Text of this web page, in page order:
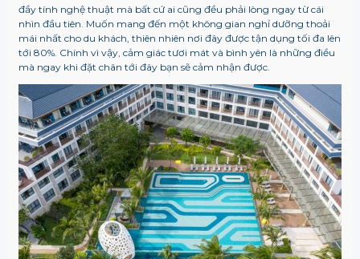
đầy tính nghệ thuật mà bất cứ ai cũng đều phải lòng ngay từ cái
nhìn đầu tiên. Muốn mang đến một không gian nghỉ dưỡng thoải
mái nhất cho du khách, thiên nhiên nơi đây được tận dụng tối đa lên
tới 80%. Chính vì vậy, cảm giác tươi mát và bình yên là những điều
mà ngay khi đặt chân tới đây bạn sẽ cảm nhận được.